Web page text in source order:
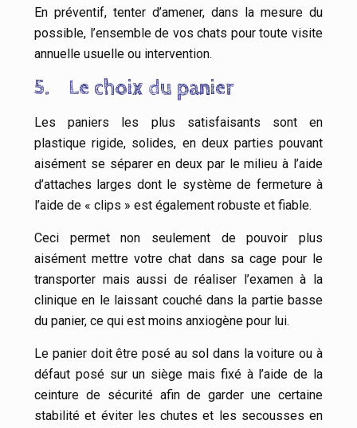
En préventif, tenter d’amener, dans la mesure du
possible, l’ensemble de vos chats pour toute visite
annuelle usuelle ou intervention.
5. Le choix du panier
Les paniers les plus satisfaisants sont en
plastique rigide, solides, en deux parties pouvant
aisément se séparer en deux par le milieu à l’aide
d’attaches larges dont le système de fermeture à
l’aide de « clips » est également robuste et fiable.
Ceci permet non seulement de pouvoir plus
aisément mettre votre chat dans sa cage pour le
transporter mais aussi de réaliser l’examen à la
clinique en le laissant couché dans la partie basse
du panier, ce qui est moins anxiogène pour lui.
Le panier doit être posé au sol dans la voiture ou à
défaut posé sur un siège mais fixé à l’aide de la
ceinture de sécurité afin de garder une certaine
stabilité et éviter les chutes et les secousses en